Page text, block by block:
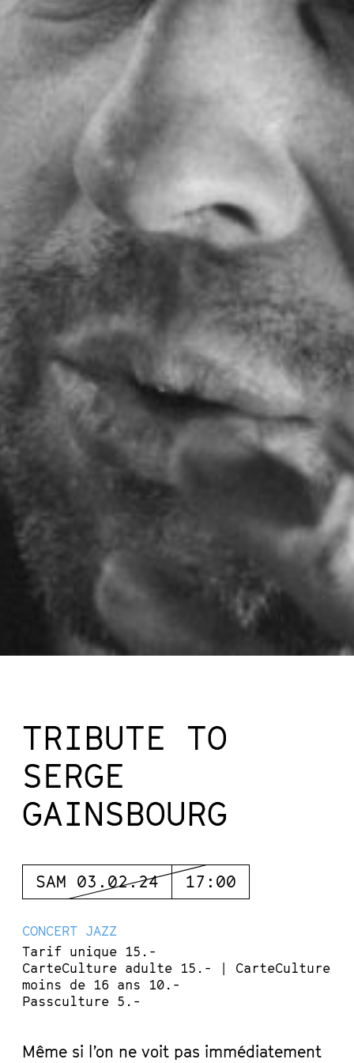
TRIBUTE TO
SERGE
GAINSBOURG
SAM 03.02.24 17:00
CONCERT JAZZ
Tarif unique 15.-
CarteCulture adulte 15.- | CarteCulture
moins de 16 ans 10.-
Passculture 5.-
Même si l’on ne voit pas immédiatement